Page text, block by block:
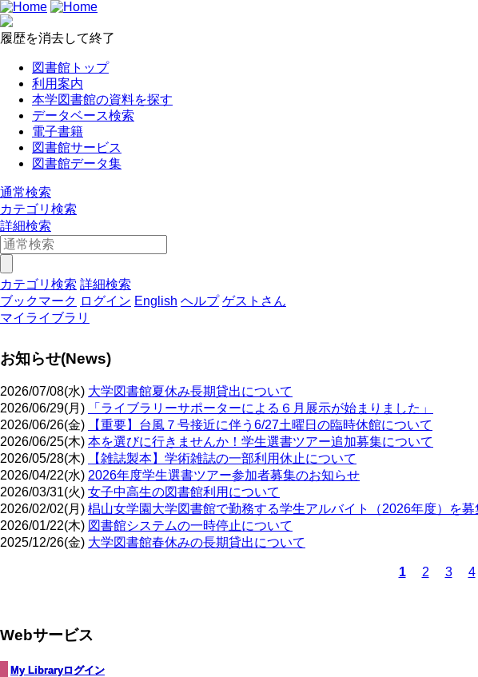
履歴を消去して終了
図書館トップ
利用案内
本学図書館の資料を探す
データベース検索
電子書籍
図書館サービス
図書館データ集
通常検索
カテゴリ検索
詳細検索
カテゴリ検索 詳細検索
ブックマーク ログイン English ヘルプ ゲストさん
マイライブラリ
お知らせ(News)
2026/07/08(水) 大学図書館夏休み長期貸出について
2026/06/29(月)
「ライブラリーサポーターによる６月展示が始まりました」
2026/06/26(金)
【重要】台風７号接近に伴う6/27土曜日の臨時休館について
2026/06/25(木) 本を選びに行きませんか！学生選書ツアー追加募集について
2026/05/28(木)
【雑誌製本】学術雑誌の一部利用休止について
2026/04/22(水) 2026年度学生選書ツアー参加者募集のお知らせ
2026/03/31(火) 女子中高生の図書館利用について
2026/02/02(月) 椙山女学園大学図書館で勤務する学生アルバイト（2026年度）を募
2026/01/22(木) 図書館システムの一時停止について
2025/12/26(金) 大学図書館春休みの長期貸出について
送
カ
1
ペ
2
ペ
3
ペ
4
Webサービス
My Libraryログイン